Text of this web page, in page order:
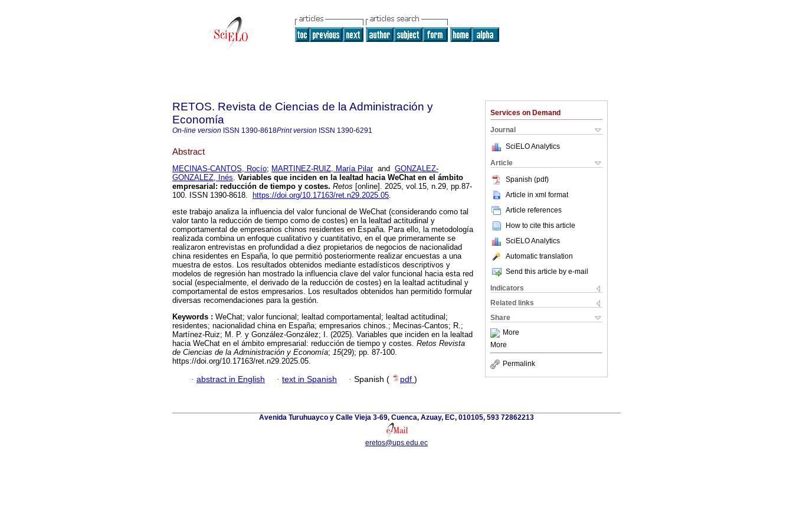
Services on Demand
Journal
SciELO Analytics
Article
Spanish (pdf)
Article in xml format
Article references
How to cite this article
SciELO Analytics
Automatic translation
Send this article by e-mail
Indicators
Related links
Share
More
More
Permalink
RETOS. Revista de Ciencias de la Administración y
Economía
On-line version ISSN 1390-8618Print version ISSN 1390-6291
Abstract
MECINAS-CANTOS, Rocío; MARTINEZ-RUIZ, María Pilarand GONZALEZ-
GONZALEZ, Inés. Variables que inciden en la lealtad hacia WeChat en el ámbito
empresarial: reducción de tiempo y costes. Retos [online]. 2025, vol.15, n.29, pp.87-
100. ISSN 1390-8618.
https://doi.org/10.17163/ret.n29.2025.05.
este trabajo analiza la influencia del valor funcional de WeChat (considerando como tal
valor tanto la reducción de tiempo como de costes) en la lealtad actitudinal y
comportamental de empresarios chinos residentes en España. Para ello, la metodología
realizada combina un enfoque cualitativo y cuantitativo, en el que primeramente se
realizaron entrevistas en profundidad a diez propietarios de negocios de nacionalidad
china residentes en España, lo que permitió posteriormente realizar encuestas a una
muestra de estos. Los resultados obtenidos mediante estadísticos descriptivos y
modelos de regresión han mostrado la influencia clave del valor funcional hacia esta red
social (especialmente, el derivado de la reducción de costes) en la lealtad actitudinal y
comportamental de estos empresarios. Los resultados obtenidos han permitido formular
diversas recomendaciones para la gestión.
Keywords : WeChat; valor funcional; lealtad comportamental; lealtad actitudinal;
residentes; nacionalidad china en España; empresarios chinos.; Mecinas-Cantos; R.;
Martínez-Ruiz; M. P. y González-González; I. (2025). Variables que inciden en la lealtad
hacia WeChat en el ámbito empresarial: reducción de tiempo y costes. Retos Revista
de Ciencias de la Administración y Economía; 15(29); pp. 87-100.
https://doi.org/10.17163/ret.n29.2025.05.
· abstract in English · text in Spanish · Spanish ( pdf )
Avenida Turuhuayco y Calle Vieja 3-69, Cuenca, Azuay, EC, 010105, 593 72862213
eretos@ups.edu.ec